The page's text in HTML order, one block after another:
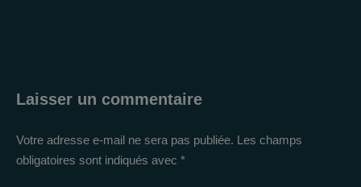
Laisser un commentaire
Votre adresse e-mail ne sera pas publiée. Les champs
obligatoires sont indiqués avec *